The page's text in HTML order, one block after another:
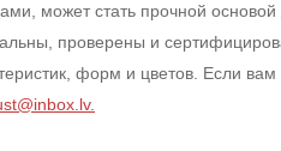
может стать прочной основой
проверены и
форм и цветов. Если